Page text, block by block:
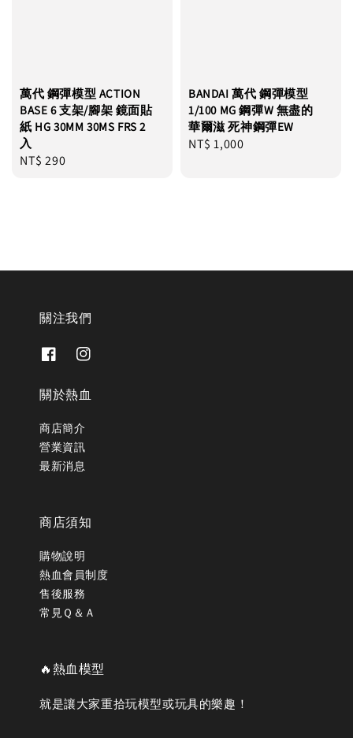
萬代 鋼彈模型 ACTION
BASE 6 支架/腳架 鏡面貼
紙 HG 30MM 30MS FRS 2
入
Regular
NT$ 290
BANDAI 萬代 鋼彈模型
1/100 MG 鋼彈W 無盡的
華爾滋 死神鋼彈EW
Regular
NT$ 1,000
關注我們
關於熱血
商店簡介
營業資訊
最新消息
商店須知
購物說明
熱血會員制度
售後服務
常見Ｑ＆Ａ
🔥熱血模型
就是讓大家重拾玩模型或玩具的樂趣！